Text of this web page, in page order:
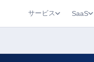
サービス SaaS